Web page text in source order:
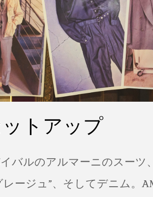
トアップ
バルのアルマーニのスーツ
レージュ”、そしてデニム。